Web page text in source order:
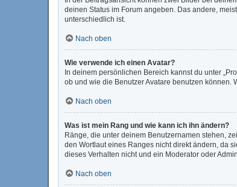
deinen Status im Forum angeben. Das andere,
unterschiedlich ist.
Nach oben
Wie verwende ich einen Avatar?
In deinem persönlichen Bereich kannst du unter
ob und wie die Benutzer Avatare benutzen können.
Nach oben
Was ist mein Rang und wie kann ich ihn ändern?
Ränge, die unter deinem Benutzernamen stehen,
den Wortlaut eines Ranges nicht direkt ändern, da
dieses Verhalten nicht und ein Moderator oder
Nach oben